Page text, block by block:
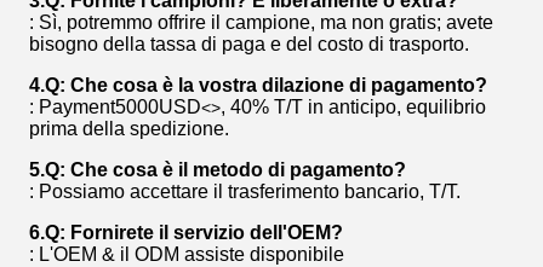
: Sì, potremmo offrire il campione, ma non gratis; avete
bisogno della tassa di paga e del costo di trasporto.
4.Q: Che cosa è la vostra dilazione di pagamento?
: Payment5000USD<>, 40% T/T in anticipo, equilibrio
prima della spedizione.
5.Q: Che cosa è il metodo di pagamento?
: Possiamo accettare il trasferimento bancario, T/T.
6.Q: Fornirete il servizio dell'OEM?
: L'OEM & il ODM assiste disponibile